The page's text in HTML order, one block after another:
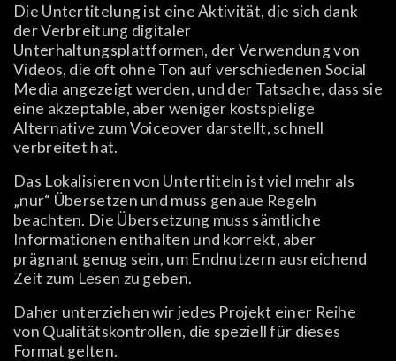
Die Untertitelung ist eine Aktivität, die sich dank
der Verbreitung digitaler
Unterhaltungsplattformen, der Verwendung von
Videos, die oft ohne Ton auf verschiedenen Social
Media angezeigt werden, und der Tatsache, dass sie
eine akzeptable, aber weniger kostspielige
Alternative zum Voiceover darstellt, schnell
verbreitet hat.
Das Lokalisieren von Untertiteln ist viel mehr als
„nur“ Übersetzen und muss genaue Regeln
beachten. Die Übersetzung muss sämtliche
Informationen enthalten und korrekt, aber
prägnant genug sein, um Endnutzern ausreichend
Zeit zum Lesen zu geben.
Daher unterziehen wir jedes Projekt einer Reihe
von Qualitätskontrollen, die speziell für dieses
Format gelten.